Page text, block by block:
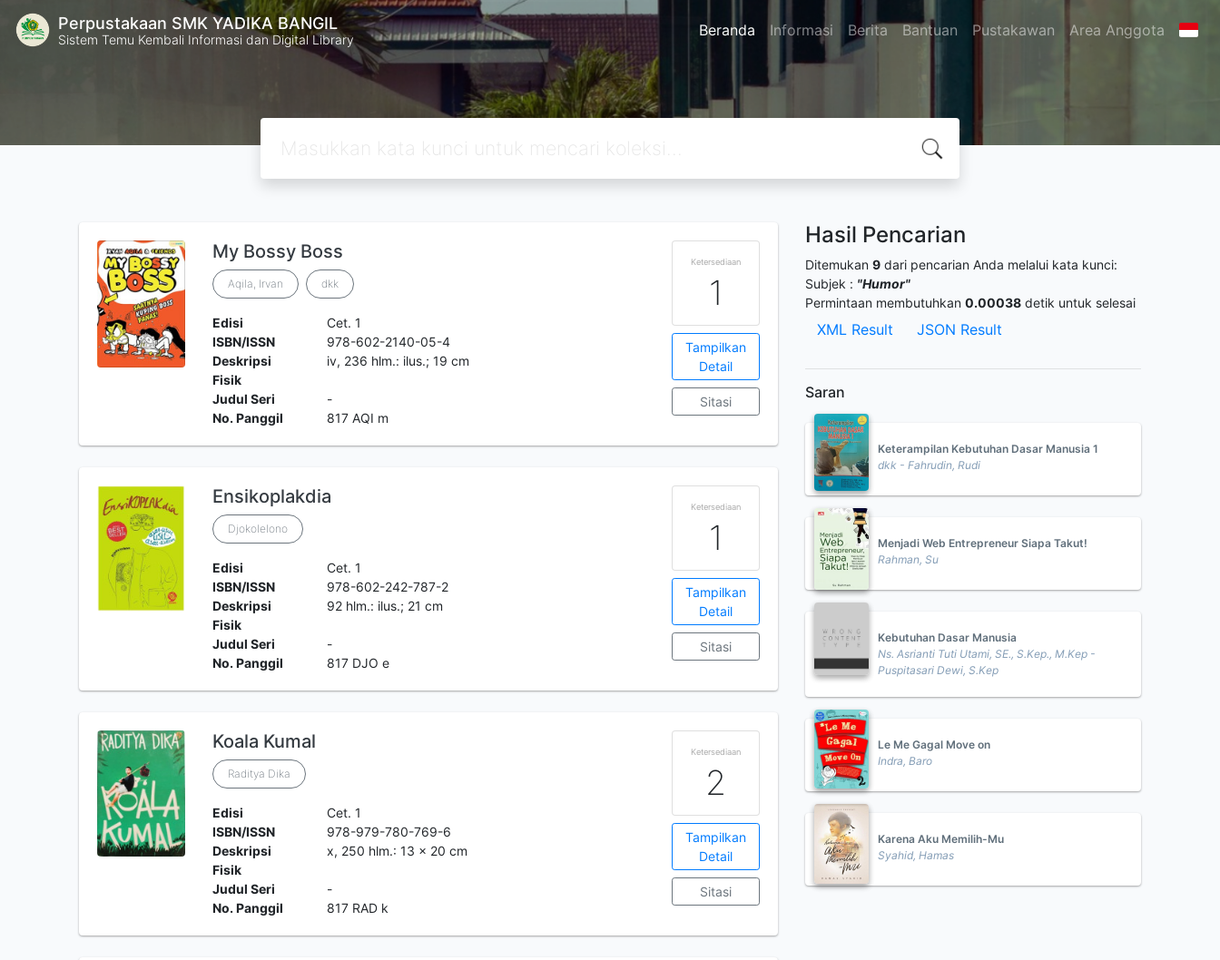
Perpustakaan SMK YADIKA BANGIL
Sistem Temu Kembali Informasi dan Digital Library Beranda Informasi Berita Bantuan Pustakawan Area Anggota
My Bossy Boss
Aqila, Irvan dkk
Edisi
Cet. 1
ISBN/ISSN
978-602-2140-05-4
Deskripsi
Fisik
iv, 236 hlm.: ilus.; 19 cm
Judul Seri
-
No. Panggil
817 AQI m
Ketersediaan
1
Tampilkan
Detail
Sitasi
Ensikoplakdia
Djokolelono
Edisi
Cet. 1
ISBN/ISSN
978-602-242-787-2
Deskripsi
Fisik
92 hlm.: ilus.; 21 cm
Judul Seri
-
No. Panggil
817 DJO e
Ketersediaan
1
Tampilkan
Detail
Sitasi
Koala Kumal
Raditya Dika
Edisi
Cet. 1
ISBN/ISSN
978-979-780-769-6
Deskripsi
Fisik
x, 250 hlm.: 13 x 20 cm
Judul Seri
-
No. Panggil
817 RAD k
Ketersediaan
2
Tampilkan
Detail
Sitasi
Hasil Pencarian
Ditemukan 9 dari pencarian Anda melalui kata kunci:
Subjek : "Humor"
Permintaan membutuhkan 0.00038 detik untuk selesai
XML Result JSON Result
Saran
Keterampilan Kebutuhan Dasar Manusia 1
dkk - Fahrudin, Rudi
Menjadi Web Entrepreneur Siapa Takut!
Rahman, Su
Kebutuhan Dasar Manusia
Ns. Asrianti Tuti Utami, SE., S.Kep., M.Kep -
Puspitasari Dewi, S.Kep
Le Me Gagal Move on
Indra, Baro
Karena Aku Memilih-Mu
Syahid, Hamas